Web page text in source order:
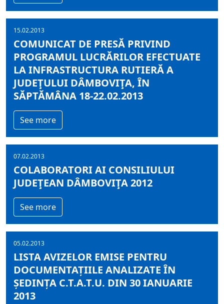
15.02.2013
COMUNICAT DE PRESĂ PRIVIND
PROGRAMUL LUCRĂRILOR EFECTUATE
LA INFRASTRUCTURA RUTIERĂ A
JUDEŢULUI DÂMBOVIŢA, ÎN
SĂPTĂMÂNA 18-22.02.2013
See more
07.02.2013
COLABORATORI AI CONSILIULUI
JUDEŢEAN DÂMBOVIŢA 2012
See more
05.02.2013
LISTA AVIZELOR EMISE PENTRU
DOCUMENTAȚIILE ANALIZATE ÎN
ȘEDINȚA C.T.A.T.U. DIN 30 IANUARIE
2013